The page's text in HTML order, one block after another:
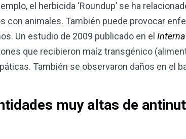
el herbicida ‘Roundup’ se ha
con animales. También puede provocar
Un estudio de 2009 publicado en el
que recibieron maíz transgénico
También se observaron daños en el
muy altas de